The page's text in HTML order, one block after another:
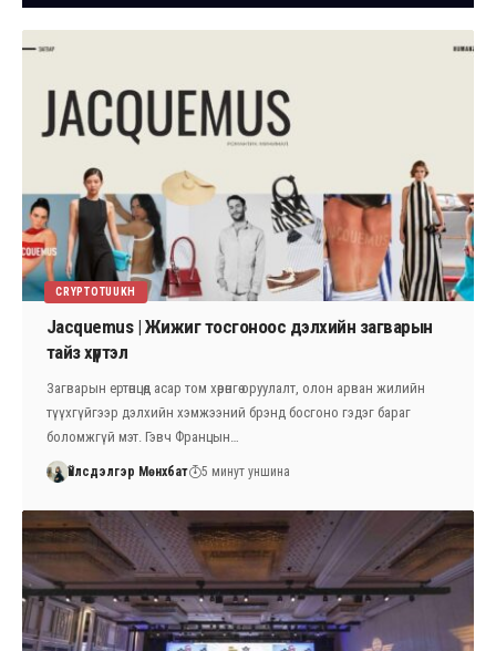
CRYPTOTUUKH
Jacquemus | Жижиг тосгоноос дэлхийн загварын
тайз хүртэл
Загварын ертөнцөд асар том хөрөнгө оруулалт, олон арван жилийн
түүхгүйгээр дэлхийн хэмжээний брэнд босгоно гэдэг бараг
боломжгүй мэт. Гэвч Францын…
Үйлсдэлгэр Мөнхбат 5 минут уншина